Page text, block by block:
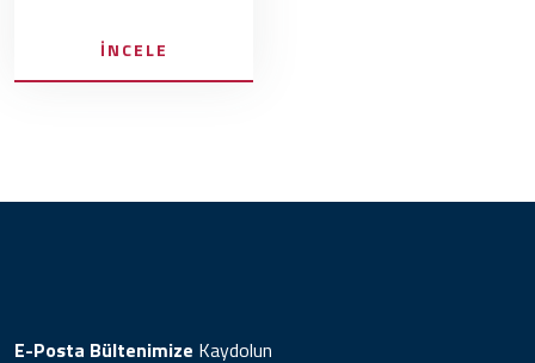
İNCELE
E-Posta Bültenimize Kaydolun